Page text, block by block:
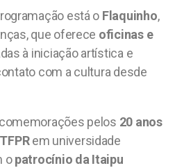
está o Flaquinho,
que oferece oficinas e
à iniciação artística e
com a cultura desde
pelos 20 anos
em universidade
opatrocínio da Itaipu